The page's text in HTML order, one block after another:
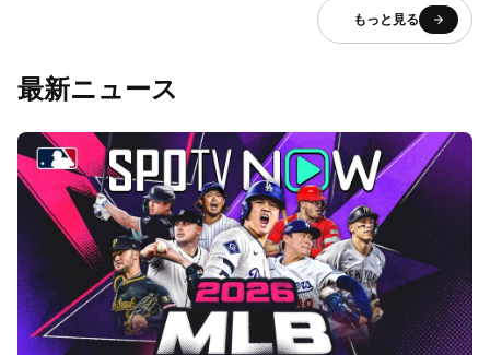
もっと見る
最新ニュース